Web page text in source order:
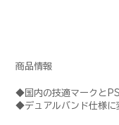
商品情報
◆国内の技適マークと
◆デュアルバンド仕様に